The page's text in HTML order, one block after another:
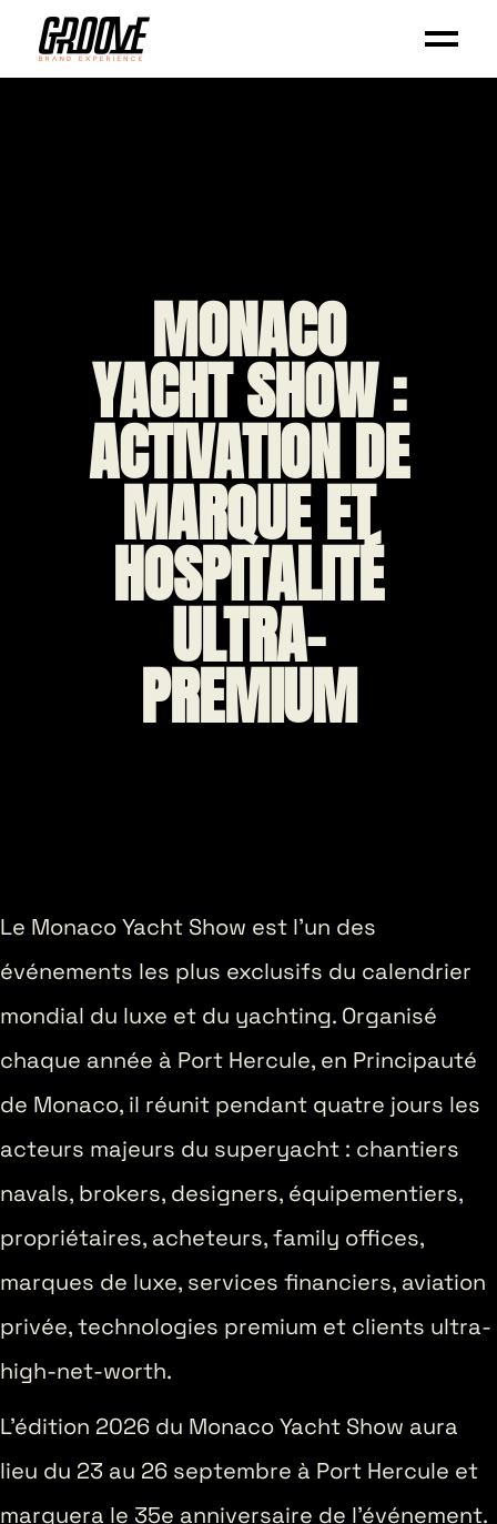
MONACO
YACHT SHOW :
ACTIVATION DE
MARQUE ET
HOSPITALITÉ
ULTRA-
PREMIUM
Le Monaco Yacht Show est l’un des
événements les plus exclusifs du calendrier
mondial du luxe et du yachting. Organisé
chaque année à Port Hercule, en Principauté
de Monaco, il réunit pendant quatre jours les
acteurs majeurs du superyacht : chantiers
navals, brokers, designers, équipementiers,
propriétaires, acheteurs, family offices,
marques de luxe, services financiers, aviation
privée, technologies premium et clients ultra-
high-net-worth.
L’édition 2026 du Monaco Yacht Show aura
lieu du 23 au 26 septembre à Port Hercule et
marquera le 35e anniversaire de l’événement.